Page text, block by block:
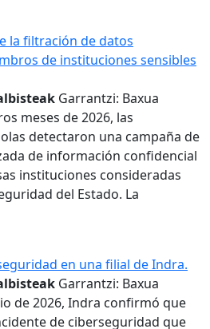
la filtración de datos
de instituciones sensibles
Garrantzi: Baxua
meses de 2026, las
detectaron una campaña de
de información confidencial
instituciones consideradas
del Estado. La
en una filial de Indra.
Garrantzi: Baxua
de 2026, Indra confirmó que
de ciberseguridad que